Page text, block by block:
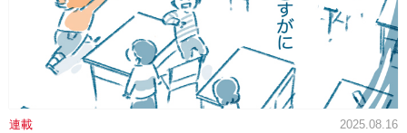
連載 2025.08.16